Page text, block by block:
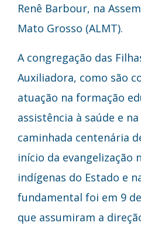
Renê Barbour, na
Mato Grosso (ALMT).
A congregação das
Auxiliadora, como são
atuação na formação
assistência à saúde e
caminhada centenária
início da evangelização
indígenas do Estado e
fundamental foi em 9
que assumiram a